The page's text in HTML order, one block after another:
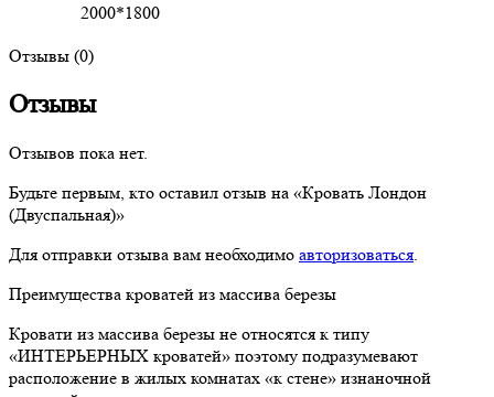
2000*1800
Отзывы (0)
Отзывы
Отзывов пока нет.
Будьте первым, кто оставил отзыв на «Кровать Лондон
(Двуспальная)»
Для отправки отзыва вам необходимо авторизоваться
Преимущества кроватей из массива березы
Кровати из массива березы не относятся к типу
«ИНТЕРЬЕРНЫХ кроватей» поэтому подразумевают
расположение в жилых комнатах «к стене» изнаночной